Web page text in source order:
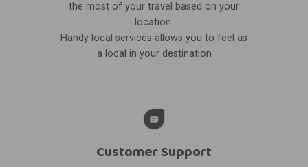
the most of your travel based on your
location.
Handy local services allows you to feel as
a local in your destination
Customer Support